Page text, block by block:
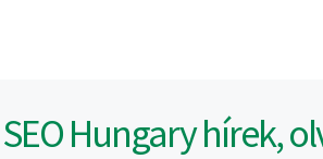
SEO Hungary hírek,